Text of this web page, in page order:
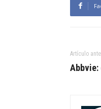
Artículo